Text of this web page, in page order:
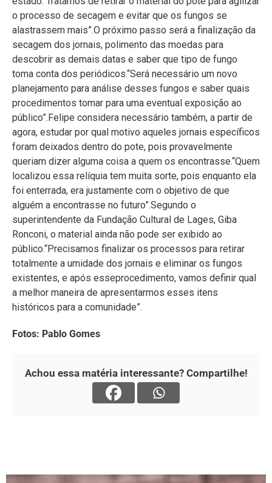
localizou essa relíquia tem muita sorte, pois enquanto ela
foi enterrada, era justamente com o objetivo de que
alguém a encontrasse no futuro”.Segundo o
superintendente da Fundação Cultural de Lages, Giba
Ronconi, o material ainda não pode ser exibido ao
público.“Precisamos finalizar os processos para retirar
totalmente a umidade dos jornais e eliminar os fungos
existentes, e após esseprocedimento, vamos definir qual
a melhor maneira de apresentarmos esses itens
históricos para a comunidade”.
Fotos: Pablo Gomes
Achou essa matéria interessante? Compartilhe!